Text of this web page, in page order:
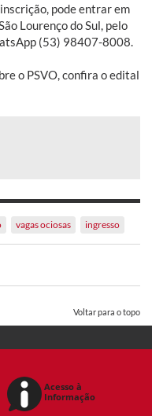
pode entrar em
Lourenço do Sul, pelo
(53) 98407-8008.
o PSVO, confira o edital
vagas ociosas ingresso
Voltar para o topo